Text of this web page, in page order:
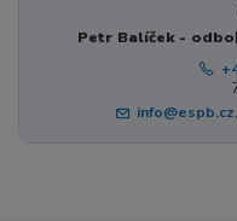
Petr Balíček -